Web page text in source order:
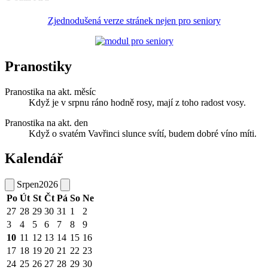
Zjednodušená verze stránek nejen pro seniory
Pranostiky
Pranostika na akt. měsíc
Když je v srpnu ráno hodně rosy, mají z toho radost vosy.
Pranostika na akt. den
Když o svatém Vavřinci slunce svítí, budem dobré víno míti.
Kalendář
Srpen2026
Po Út St Čt Pá So Ne
27 28 29 30 31 1
2
3
4 5 6 7 8
9
10 11 12 13 14 15 16
17 18 19 20 21 22 23
24 25 26 27 28 29 30